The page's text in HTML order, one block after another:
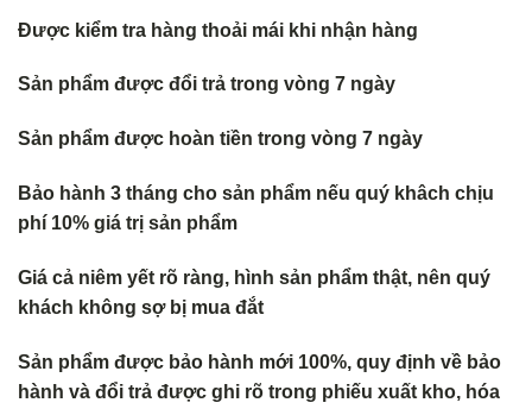
Được kiểm tra hàng thoải mái khi nhận hàng
Sản phẩm được đổi trả trong vòng 7 ngày
Sản phẩm được hoàn tiền trong vòng 7 ngày
Bảo hành 3 tháng cho sản phẩm nếu quý khâch chịu
phí 10% giá trị sản phẩm
Giá cả niêm yết rõ ràng, hình sản phẩm thật, nên quý
khách không sợ bị mua đắt
Sản phẩm được bảo hành mới 100%, quy định về bảo
hành và đổi trả được ghi rõ trong phiếu xuất kho, hóa